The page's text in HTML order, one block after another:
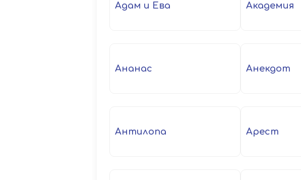
Адам и Ева академия
ананас анекдот
антилопа арест